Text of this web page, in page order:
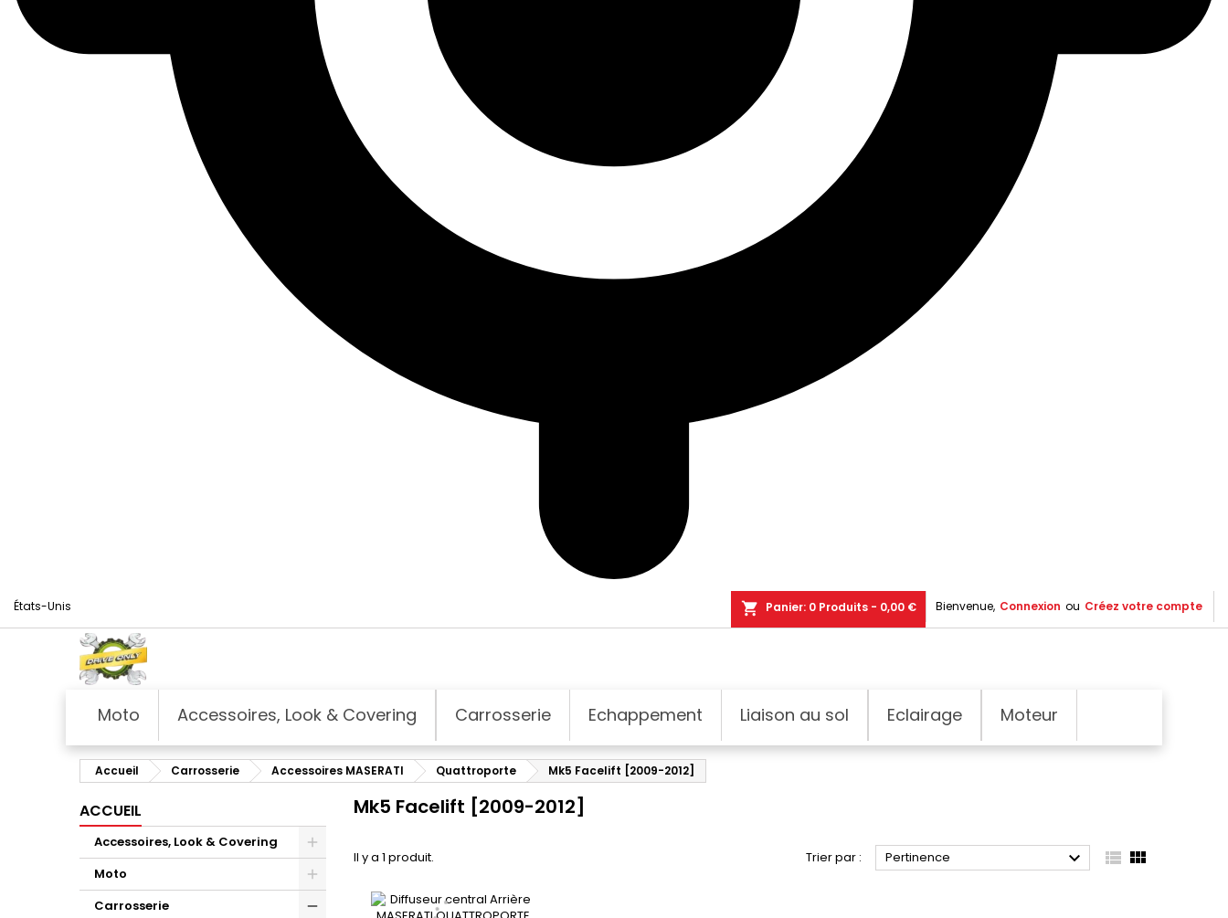
États-Unis Bienvenue, Connexion ou Créez votre compte
shopping_cart Panier: 0 Produits - 0,00 €
Moto Accessoires, Look & Covering Carrosserie Echappement Liaison au sol Eclairage Moteur
Accueil Carrosserie Accessoires MASERATI Quattroporte Mk5 Facelift [2009-2012]
ACCUEIL
Accessoires, Look & Covering
Moto
Carrosserie
Mk5 Facelift [2009-2012]
Il y a 1 produit. Trier par : Pertinence   